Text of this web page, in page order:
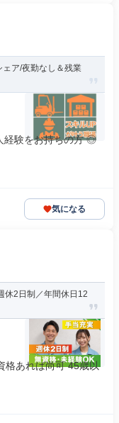
ア/夜勤なし＆残業
験をお持ちの方 ◎
気になる
休2日制／年間休日12
格あれば尚可 45歳以